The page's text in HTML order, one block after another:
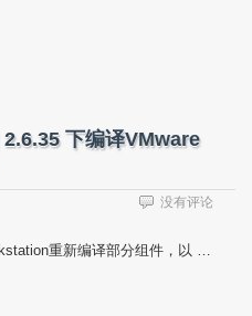
下编译VMware
没有评论
重新编译部分组件，以 …